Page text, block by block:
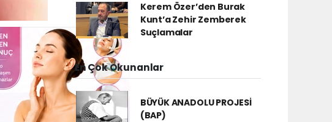
Kerem Özer’den Burak
Kunt’a Zehir Zemberek
Suçlamalar
En Çok Okunanlar
BÜYÜK ANADOLU PROJESİ
(BAP)